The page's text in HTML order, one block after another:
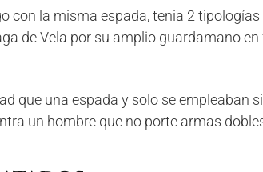
con la misma espada, tenia 2
de Vela por su amplio guardamano
que una espada y solo se empleaban
un hombre que no porte armas